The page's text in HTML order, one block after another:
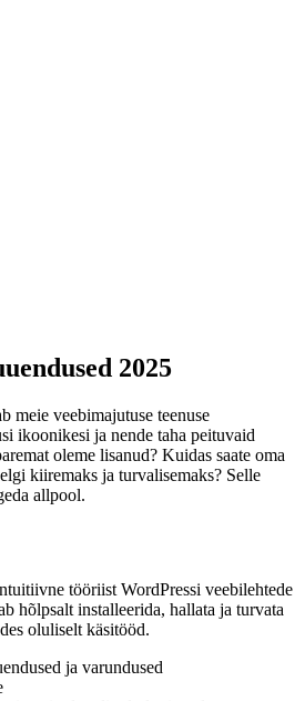
2025
meie veebimajutuse teenuse
ikoonikesi ja nende taha peituvaid
oleme lisanud? Kuidas saate oma
kiiremaks ja turvalisemaks? Selle
allpool.
tööriist WordPressi veebilehtede
hõlpsalt installeerida, hallata ja turvata
oluliselt käsitööd.
ja varundused